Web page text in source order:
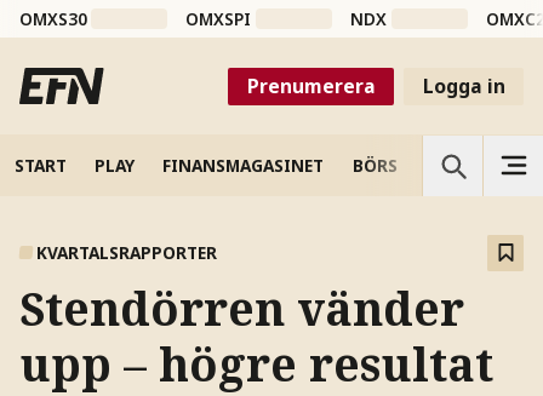
OMXS30 OMXSPI NDX
Prenumerera Logga in
START PLAY FINANSMAGASINET BÖRS VETENSKAP
KVARTALSRAPPORTER
Stendörren vänder
upp – högre resultat